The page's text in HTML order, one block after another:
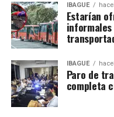
IBAGUÉ
Estarían
IBAGUÉ
Paro de
completa